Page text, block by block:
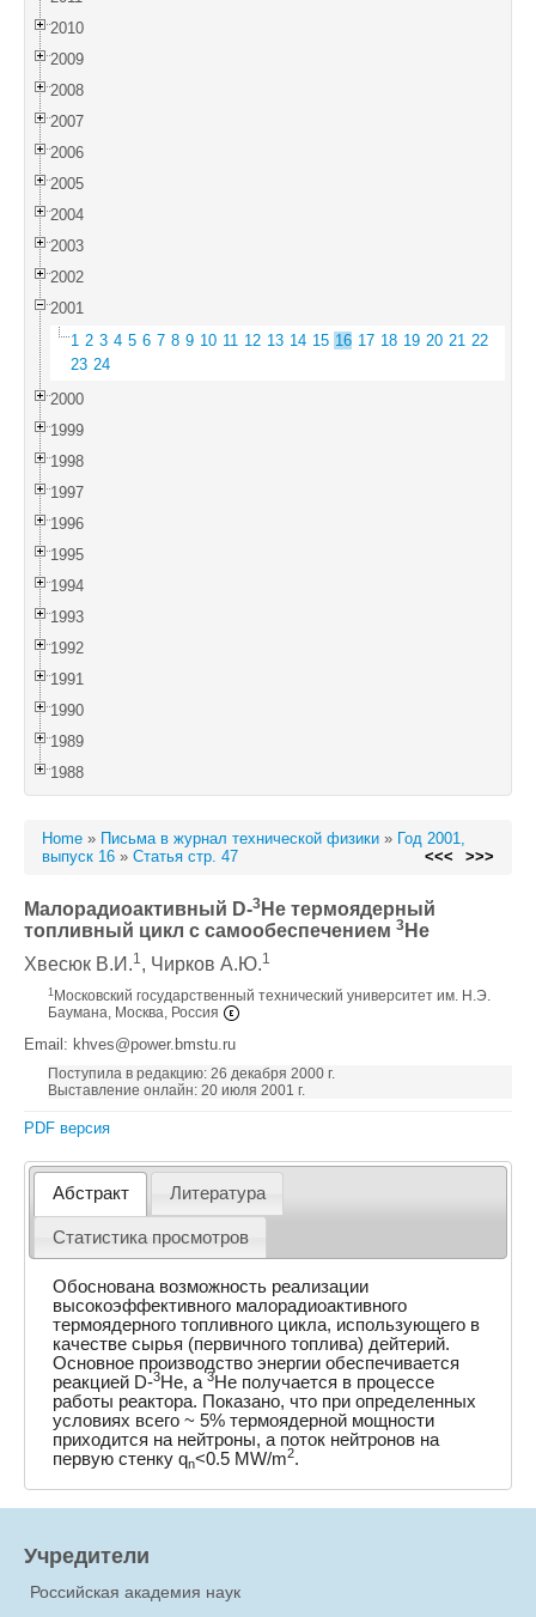
2010
2009
2008
2007
2006
2005
2004
2003
2002
2001
1 2 3 4 5 6 7 8 9 10 11 12 13 14 15 16 17 18 19 20 21 22
23 24
2000
1999
1998
1997
1996
1995
1994
1993
1992
1991
1990
1989
1988
Home » Письма в журнал технической физики » Год 2001,
выпуск 16 » Статья стр. 47 <<< >>>
Малорадиоактивный D-3 He термоядерный
топливный цикл с самообеспечением 3 He
Хвесюк В.И.1, Чирков А.Ю.1
1 Московский государственный технический университет им. Н.Э.
Баумана, Москва, Россия
Email: khves@power.bmstu.ru
Поступила в редакцию: 26 декабря 2000 г.
Выставление онлайн: 20 июля 2001 г.
PDF версия
Абстракт Литература
Статистика просмотров
Обоснована возможность реализации
высокоэффективного малорадиоактивного
термоядерного топливного цикла, использующего в
качестве сырья (первичного топлива) дейтерий.
Основное производство энергии обеспечивается
реакцией D-3He, а3He получается в процессе
работы реактора. Показано, что при определенных
условиях всего ~ 5% термоядерной мощности
приходится на нейтроны, а поток нейтронов на
первую стенку qn<0.5 MW/m2.
Учредители
Российская академия наук